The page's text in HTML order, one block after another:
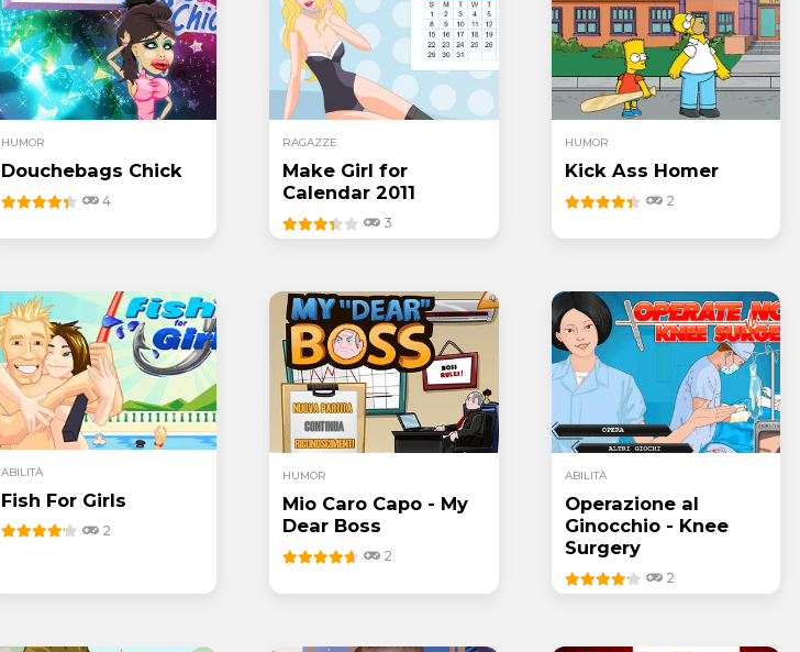
HUMOR
Douchebags Chick
4
RAGAZZE
Make Girl for
Calendar 2011
3
HUMOR
Kick Ass Homer
2
ABILITÀ
Fish For Girls
2
HUMOR
Mio Caro Capo - My
Dear Boss
2
ABILITÀ
Operazione al
Ginocchio - Knee
Surgery
2